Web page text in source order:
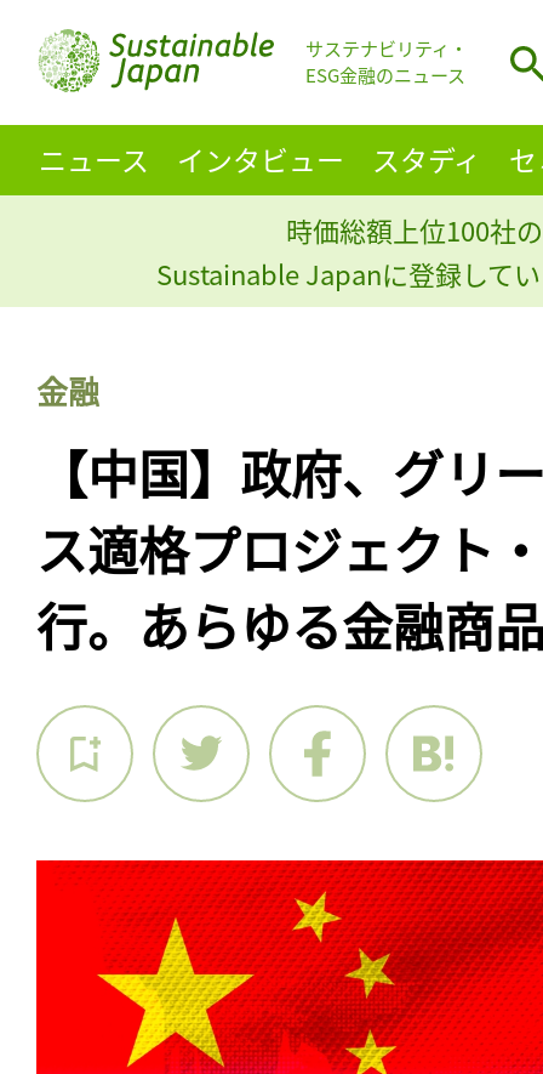
サステナビリティ・
ESG金融のニュース
ニュース インタビュー スタディ
時価総額上位100社
Sustainable Japanに登録して
金融
【中国】政府、グリ
ス適格プロジェクト
行。あらゆる金融商